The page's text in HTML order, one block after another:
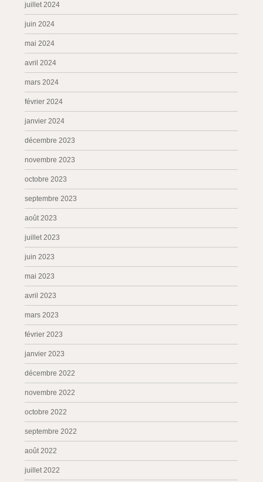
juillet 2024
juin 2024
mai 2024
avril 2024
mars 2024
février 2024
janvier 2024
décembre 2023
novembre 2023
octobre 2023
septembre 2023
août 2023
juillet 2023
juin 2023
mai 2023
avril 2023
mars 2023
février 2023
janvier 2023
décembre 2022
novembre 2022
octobre 2022
septembre 2022
août 2022
juillet 2022